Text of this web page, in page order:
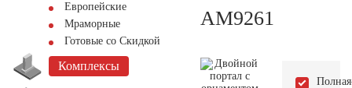
Европейские
Мраморные
Готовые со Скидкой
Комплексы
AM9261
Полная